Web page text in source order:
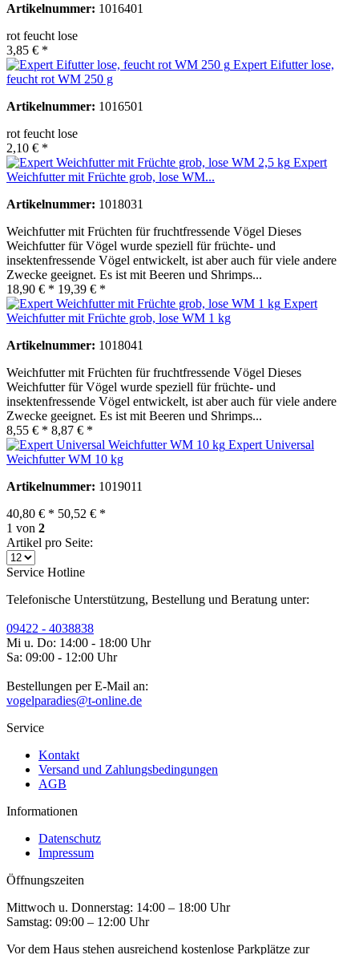
Artikelnummer: 1016401
rot feucht lose
3,85 € *
Expert Eifutter lose,
feucht rot WM 250 g
Artikelnummer: 1016501
rot feucht lose
2,10 € *
Expert
Weichfutter mit Früchte grob, lose WM...
Artikelnummer: 1018031
Weichfutter mit Früchten für fruchtfressende Vögel Dieses
Weichfutter für Vögel wurde speziell für früchte- und
insektenfressende Vögel entwickelt, ist aber auch für viele andere
Zwecke geeignet. Es ist mit Beeren und Shrimps...
18,90 € * 19,39 € *
Expert
Weichfutter mit Früchte grob, lose WM 1 kg
Artikelnummer: 1018041
Weichfutter mit Früchten für fruchtfressende Vögel Dieses
Weichfutter für Vögel wurde speziell für früchte- und
insektenfressende Vögel entwickelt, ist aber auch für viele andere
Zwecke geeignet. Es ist mit Beeren und Shrimps...
8,55 € * 8,87 € *
Expert Universal
Weichfutter WM 10 kg
Artikelnummer: 1019011
40,80 € * 50,52 € *
1 von 2
Artikel pro Seite:
Service Hotline
Telefonische Unterstützung, Bestellung und Beratung unter:
09422 - 4038838
Mi u. Do: 14:00 - 18:00 Uhr
Sa: 09:00 - 12:00 Uhr
Bestellungen per E-Mail an:
vogelparadies@t-online.de
Service
Kontakt
Versand und Zahlungsbedingungen
AGB
Informationen
Datenschutz
Impressum
Öffnungszeiten
Mittwoch u. Donnerstag: 14:00 – 18:00 Uhr
Samstag: 09:00 – 12:00 Uhr
Vor dem Haus stehen ausreichend kostenlose Parkplätze zur